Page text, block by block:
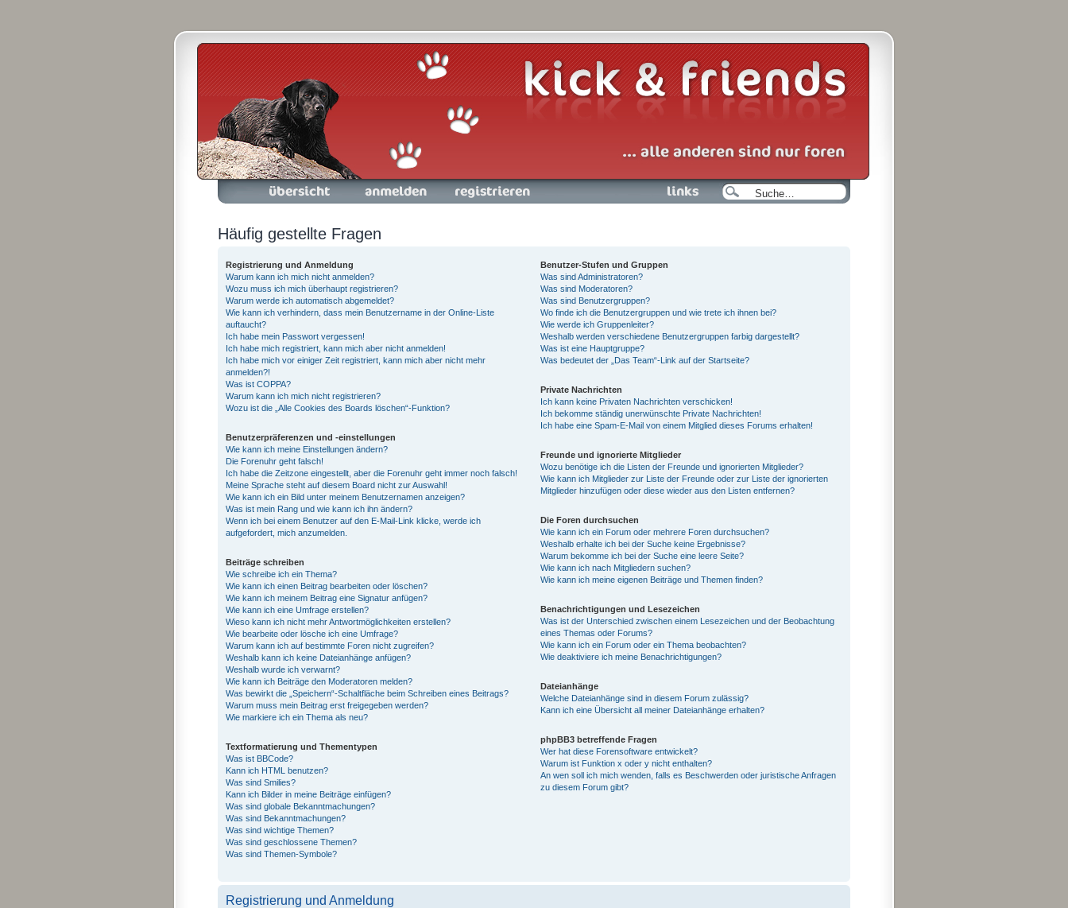
Foren-Übersicht Anmelden Registrieren Links
Häufig gestellte Fragen
Registrierung und Anmeldung
Warum kann ich mich nicht anmelden?
Wozu muss ich mich überhaupt registrieren?
Warum werde ich automatisch abgemeldet?
Wie kann ich verhindern, dass mein Benutzername in der Online-Liste
auftaucht?
Ich habe mein Passwort vergessen!
Ich habe mich registriert, kann mich aber nicht anmelden!
Ich habe mich vor einiger Zeit registriert, kann mich aber nicht mehr
anmelden?!
Was ist COPPA?
Warum kann ich mich nicht registrieren?
Wozu ist die „Alle Cookies des Boards löschen“-Funktion?
Benutzerpräferenzen und -einstellungen
Wie kann ich meine Einstellungen ändern?
Die Forenuhr geht falsch!
Ich habe die Zeitzone eingestellt, aber die Forenuhr geht immer noch falsch!
Meine Sprache steht auf diesem Board nicht zur Auswahl!
Wie kann ich ein Bild unter meinem Benutzernamen anzeigen?
Was ist mein Rang und wie kann ich ihn ändern?
Wenn ich bei einem Benutzer auf den E-Mail-Link klicke, werde ich
aufgefordert, mich anzumelden.
Beiträge schreiben
Wie schreibe ich ein Thema?
Wie kann ich einen Beitrag bearbeiten oder löschen?
Wie kann ich meinem Beitrag eine Signatur anfügen?
Wie kann ich eine Umfrage erstellen?
Wieso kann ich nicht mehr Antwortmöglichkeiten erstellen?
Wie bearbeite oder lösche ich eine Umfrage?
Warum kann ich auf bestimmte Foren nicht zugreifen?
Weshalb kann ich keine Dateianhänge anfügen?
Weshalb wurde ich verwarnt?
Wie kann ich Beiträge den Moderatoren melden?
Was bewirkt die „Speichern“-Schaltfläche beim Schreiben eines Beitrags?
Warum muss mein Beitrag erst freigegeben werden?
Wie markiere ich ein Thema als neu?
Textformatierung und Thementypen
Was ist BBCode?
Kann ich HTML benutzen?
Was sind Smilies?
Kann ich Bilder in meine Beiträge einfügen?
Was sind globale Bekanntmachungen?
Was sind Bekanntmachungen?
Was sind wichtige Themen?
Was sind geschlossene Themen?
Was sind Themen-Symbole?
Benutzer-Stufen und Gruppen
Was sind Administratoren?
Was sind Moderatoren?
Was sind Benutzergruppen?
Wo finde ich die Benutzergruppen und wie trete ich ihnen bei?
Wie werde ich Gruppenleiter?
Weshalb werden verschiedene Benutzergruppen farbig dargestellt?
Was ist eine Hauptgruppe?
Was bedeutet der „Das Team“-Link auf der Startseite?
Private Nachrichten
Ich kann keine Privaten Nachrichten verschicken!
Ich bekomme ständig unerwünschte Private Nachrichten!
Ich habe eine Spam-E-Mail von einem Mitglied dieses Forums erhalten!
Freunde und ignorierte Mitglieder
Wozu benötige ich die Listen der Freunde und ignorierten Mitglieder?
Wie kann ich Mitglieder zur Liste der Freunde oder zur Liste der ignorierten
Mitglieder hinzufügen oder diese wieder aus den Listen entfernen?
Die Foren durchsuchen
Wie kann ich ein Forum oder mehrere Foren durchsuchen?
Weshalb erhalte ich bei der Suche keine Ergebnisse?
Warum bekomme ich bei der Suche eine leere Seite?
Wie kann ich nach Mitgliedern suchen?
Wie kann ich meine eigenen Beiträge und Themen finden?
Benachrichtigungen und Lesezeichen
Was ist der Unterschied zwischen einem Lesezeichen und der Beobachtung
eines Themas oder Forums?
Wie kann ich ein Forum oder ein Thema beobachten?
Wie deaktiviere ich meine Benachrichtigungen?
Dateianhänge
Welche Dateianhänge sind in diesem Forum zulässig?
Kann ich eine Übersicht all meiner Dateianhänge erhalten?
phpBB3 betreffende Fragen
Wer hat diese Forensoftware entwickelt?
Warum ist Funktion x oder y nicht enthalten?
An wen soll ich mich wenden, falls es Beschwerden oder juristische Anfragen
zu diesem Forum gibt?
Registrierung und Anmeldung